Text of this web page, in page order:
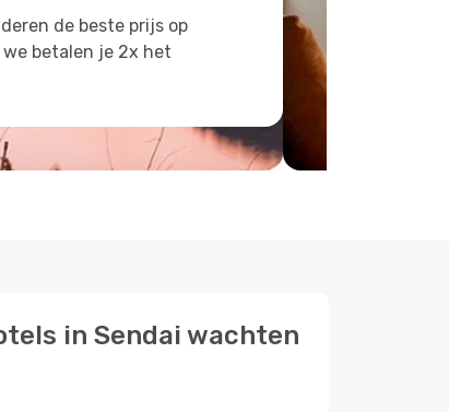
de beste prijs op
betalen je 2x het
in Sendai wachten